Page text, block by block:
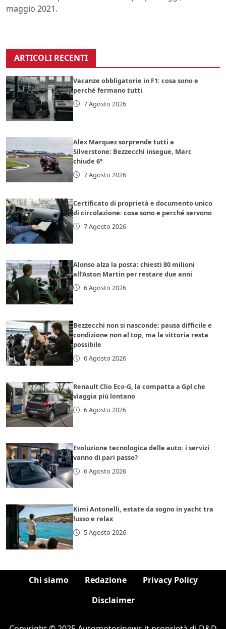
maggio 2021.
ARTICOLI RECENTI
Vacanze obbligatorie in F1: cosa sono e
perché fermano tutti
7 Agosto 2026
Alex Marquez sorprende tutti a
Silverstone: Bezzecchi insegue, Marc
chiude 6°
7 Agosto 2026
Certificato di proprietà e documento unico
di circolazione: cosa sono e perché servono
7 Agosto 2026
Alonso alza la posta: chiesti 80 milioni
all’Aston Martin per restare due anni
6 Agosto 2026
Bezzecchi non si nasconde: pausa difficile e
condizione non al top, ma la vittoria resta
possibile
6 Agosto 2026
Renault Clio Eco-G, la compatta a Gpl che
viaggia più lontano
6 Agosto 2026
Evoluzione tecnologica delle auto: i servizi
vanno di pari passo?
6 Agosto 2026
Kimi Antonelli, estate da sogno in yacht tra
lusso e relax
5 Agosto 2026
Chi siamo Redazione
Privacy Policy
Disclaimer